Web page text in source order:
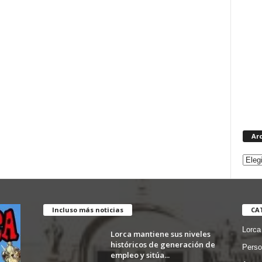
Incluso más noticias
Lorca mantiene sus niveles
históricos de generación de
empleo y sitúa...
Lorca